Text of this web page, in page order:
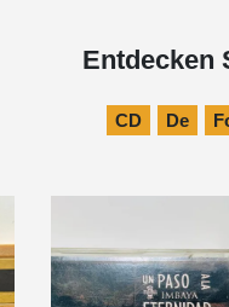
Entdecken
CD De